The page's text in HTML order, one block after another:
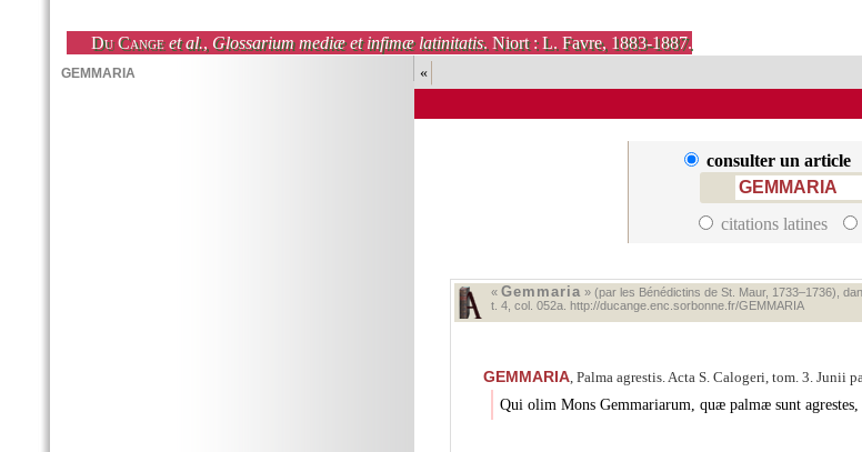
Du Cange et al., Glossarium mediæ et infimæ latinitatis. Niort : L. Favre, 1883-1887.
«
consulter un article
citations latines
« Gemmaria » (par les Bénédictins de St. Maur, 1733–1736),
t. 4, col. 052a. http://ducange.enc.sorbonne.fr/GEMMARIA
GEMMARIA, Palma agrestis. Acta S. Calogeri, tom. 3. Junii
Qui olim Mons Gemmariarum, quæ palmæ sunt agrestes,